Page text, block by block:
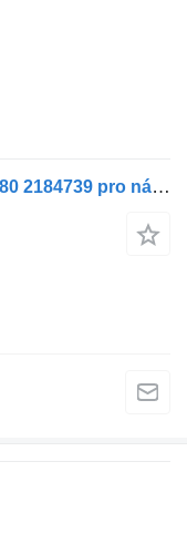
Kliková skříň motoru Scania 2023780 2184739 pro nákladní auta Scania P,G,R,T-series (2004-2017)